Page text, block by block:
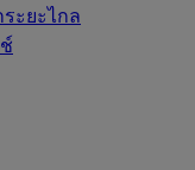
ะยะไกล